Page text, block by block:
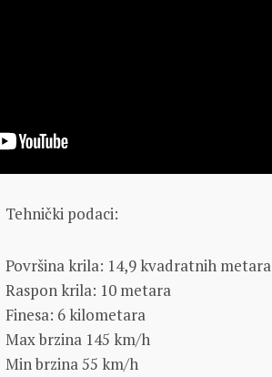
Tehnički podaci:
Površina krila: 14,9 kvadratnih metara
Raspon krila: 10 metara
Finesa: 6 kilometara
Max brzina 145 km/h
Min brzina 55 km/h